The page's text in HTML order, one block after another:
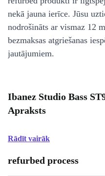
nekā jauna ierīce. Jūsu
nodrošināts ar vismaz 12
bezmaksas atgriešanas
jautājumiem.
Ibanez Studio Bass
Apraksts
Rādīt vairāk
refurbed process